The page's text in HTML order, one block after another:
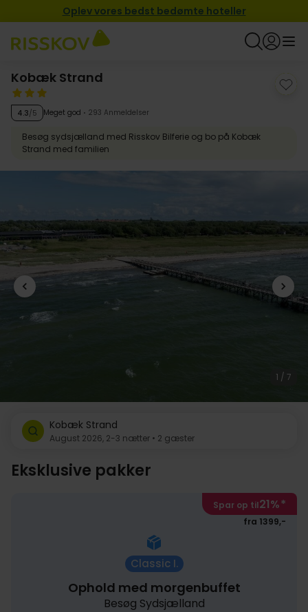
Oplev vores bedst bedømte hoteller
Kobæk Strand
4.3/5 Meget god 293 Anmeldelser
Besøg sydsjælland med Risskov Bilferie og bo på Kobæk
Strand med familien
1 / 7
Kobæk Strand
August 2026, 2-3 nætter • 2 gæster
Eksklusive pakker
Spar op til21%*
fra 1399,-
Classic I.
Ophold med morgenbuffet
Besøg Sydsjælland